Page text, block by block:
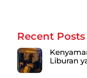
Recent Posts
Liburan